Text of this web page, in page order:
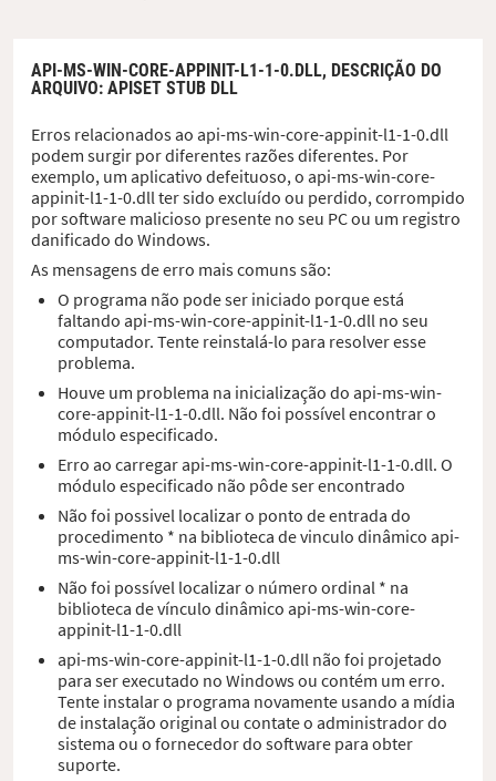
API-MS-WIN-CORE-APPINIT-L1-1-0.DLL, DESCRIÇÃO DO
ARQUIVO: APISET STUB DLL
Erros relacionados ao api-ms-win-core-appinit-l1-1-0.dll
podem surgir por diferentes razões diferentes. Por
exemplo, um aplicativo defeituoso, o api-ms-win-core-
appinit-l1-1-0.dll ter sido excluído ou perdido, corrompido
por software malicioso presente no seu PC ou um registro
danificado do Windows.
As mensagens de erro mais comuns são:
O programa não pode ser iniciado porque está
faltando api-ms-win-core-appinit-l1-1-0.dll no seu
computador. Tente reinstalá-lo para resolver esse
problema.
Houve um problema na inicialização do api-ms-win-
core-appinit-l1-1-0.dll. Não foi possível encontrar o
módulo especificado.
Erro ao carregar api-ms-win-core-appinit-l1-1-0.dll. O
módulo especificado não pôde ser encontrado
Não foi possivel localizar o ponto de entrada do
procedimento * na biblioteca de vinculo dinâmico api-
ms-win-core-appinit-l1-1-0.dll
Não foi possível localizar o número ordinal * na
biblioteca de vínculo dinâmico api-ms-win-core-
appinit-l1-1-0.dll
api-ms-win-core-appinit-l1-1-0.dll não foi projetado
para ser executado no Windows ou contém um erro.
Tente instalar o programa novamente usando a mídia
de instalação original ou contate o administrador do
sistema ou o fornecedor do software para obter
suporte.